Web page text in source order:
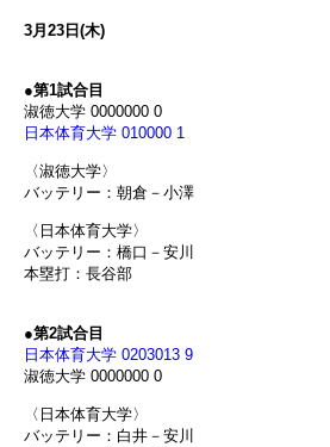
3月23日(木)
●第1試合目
淑徳大学 0000000 0
日本体育大学 010000 1
〈淑徳大学〉
バッテリー：朝倉－小澤
〈日本体育大学〉
バッテリー：橋口－安川
本塁打：長谷部
●第2試合目
日本体育大学 0203013 9
淑徳大学 0000000 0
〈日本体育大学〉
バッテリー：白井－安川